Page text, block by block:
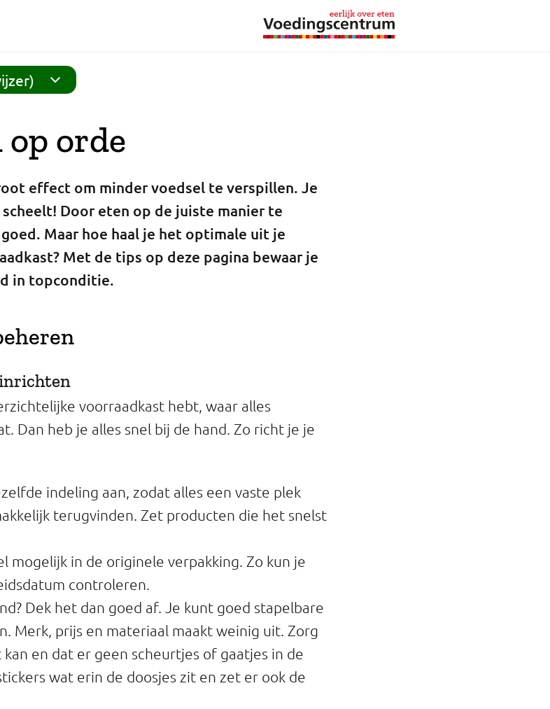
op orde
effect om minder voedsel te verspillen. Je
Door eten op de juiste manier te
Maar hoe haal je het optimale uit je
Met de tips op deze pagina bewaar je
in topconditie.
inrichten
voorraadkast hebt, waar alles
Dan heb je alles snel bij de hand. Zo richt je je
indeling aan, zodat alles een vaste plek
terugvinden. Zet producten die het snelst
mogelijk in de originele verpakking. Zo kun je
controleren.
Dek het dan goed af. Je kunt goed stapelbare
Merk, prijs en materiaal maakt weinig uit. Zorg
en dat er geen scheurtjes of gaatjes in de
wat erin de doosjes zit en zet er ook de